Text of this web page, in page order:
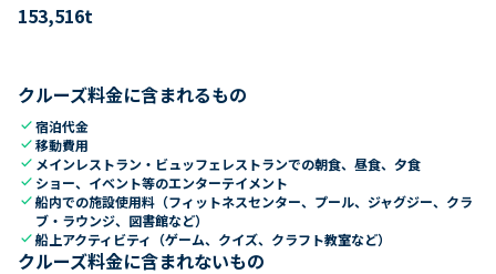
153,516t
クルーズ料金に含まれるもの
check宿泊代金
check移動費用
check メインレストラン・ビュッフェレストランでの朝食、昼食、夕食
check ショー、イベント等のエンターテイメント
check船内での施設使用料（フィットネスセンター、プール、ジャグジー、クラ
ブ・ラウンジ、図書館など）
check船上アクティビティ（ゲーム、クイズ、クラフト教室など）
クルーズ料金に含まれないもの